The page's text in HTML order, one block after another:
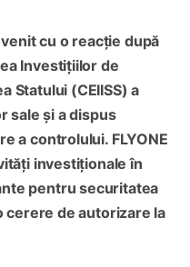
cu o reacție după
Investițiilor de
Statului (CEIISS) a
sale și a dispus
a controlului. FLYONE
investiționale în
pentru securitatea
cerere de autorizare la